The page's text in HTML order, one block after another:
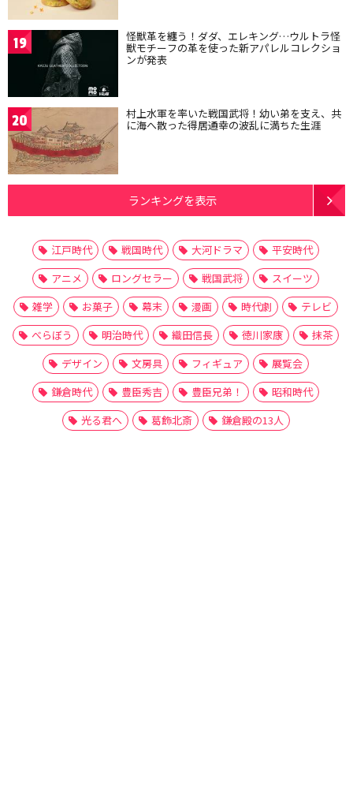
19 怪獣革を纏う！ダダ、エレキング…ウルトラ怪
獣モチーフの革を使った新アパレルコレクショ
ンが発表
20 村上水軍を率いた戦国武将！幼い弟を支え、共
に海へ散った得居通幸の波乱に満ちた生涯
ランキングを表示
江戸時代 戦国時代 大河ドラマ
平安時代
アニメ
ロングセラー 戦国武将
スイーツ
雑学
お菓子 幕末 漫画 時代劇
テレビ
べらぼう
明治時代 織田信長 徳川家康
抹茶
デザイン
文房具 フィギュア
展覧会
鎌倉時代
豊臣秀吉 豊臣兄弟！
昭和時代
光る君へ
葛飾北斎 鎌倉殿の13人